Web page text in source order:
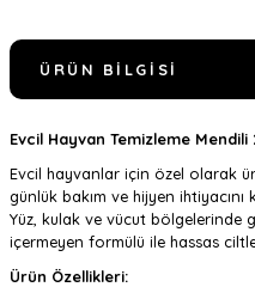
ÜRÜN BILGISI
Evcil Hayvan Temizleme
Evcil hayvanlar için özel olarak
günlük bakım ve hijyen
Yüz, kulak ve vücut bölgelerinde
içermeyen formülü ile hassas
Ürün Özellikleri: